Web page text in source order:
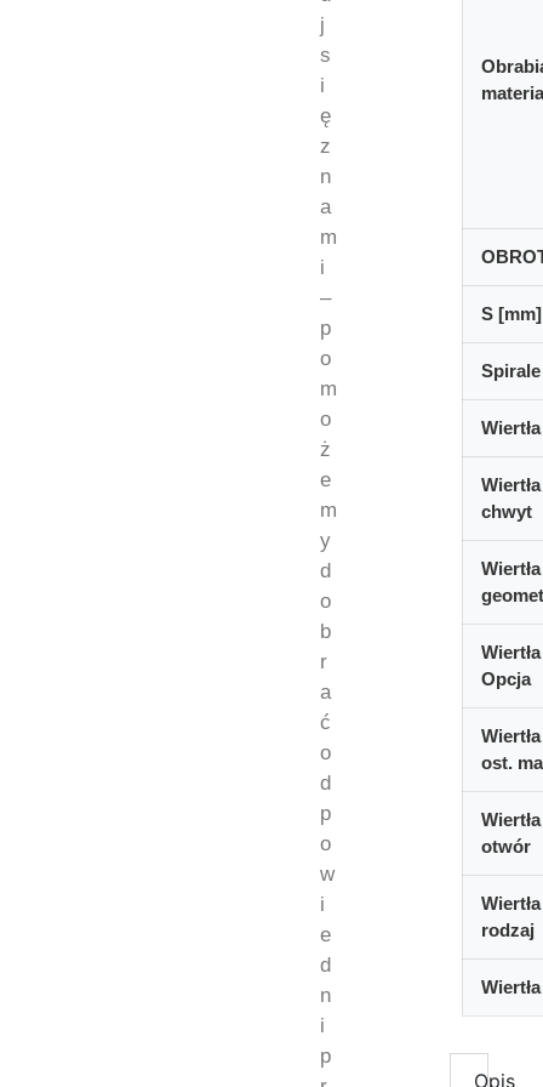
j
s
i
ę
z
n
a
m
i
–
p
o
m
o
ż
e
m
y
d
o
b
r
a
ć
o
d
p
o
w
i
e
d
n
i
p
S [mm]
Spirale
Wiertła
Wiertła
chwyt
Wiertła
Wiertła
Opcja
Wiertła
ost.
Wiertła
otwór
Wiertła
rodzaj
Opis